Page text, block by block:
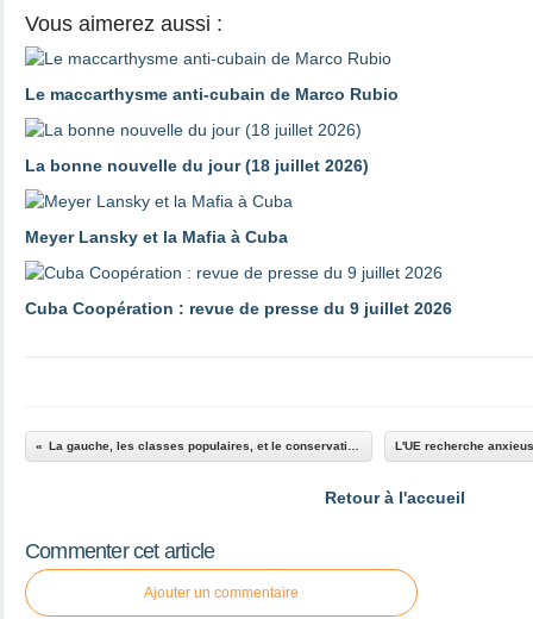
Vous aimerez aussi :
Le maccarthysme anti-cubain de Marco Rubio
La bonne nouvelle du jour (18 juillet 2026)
Meyer Lansky et la Mafia à Cuba
Cuba Coopération : revue de presse du 9 juillet 2026
Retour à l'accueil
Commenter cet article
Ajouter un commentaire